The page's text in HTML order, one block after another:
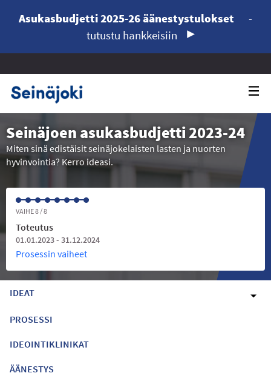
Asukasbudjetti 2025-26 äänestystulokset
-
tutustu hankkeisiin
Seinäjoen asukasbudjetti 2023-24
Miten sinä edistäisit seinäjokelaisten lasten ja nuorten
hyvinvointia? Kerro ideasi.
VAIHE 8 / 8
Toteutus
01.01.2023 - 31.12.2024
Prosessin vaiheet
IDEAT
PROSESSI
IDEOINTIKLINIKAT
ÄÄNESTYS